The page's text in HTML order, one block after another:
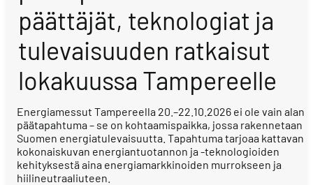
päättäjät, teknologiat ja
tulevaisuuden ratkaisut
lokakuussa Tampereelle
Energiamessut Tampereella 20.–22.10.2026 ei ole vain alan
päätapahtuma – se on kohtaamispaikka, jossa rakennetaan
Suomen energiatulevaisuutta. Tapahtuma tarjoaa kattavan
kokonaiskuvan energiantuotannon ja -teknologioiden
kehityksestä aina energiamarkkinoiden murrokseen ja
hiilineutraaliuteen.